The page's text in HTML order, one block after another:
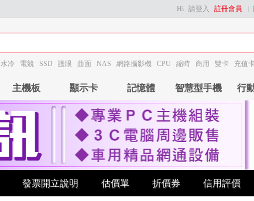
Hi 請登入 註冊會員
水冷 電競 SSD 護眼 曲面 NAS 網路攝影機 CPU 縮時 商用 雙卡 充值
主機板 顯示卡 記憶體 智慧型手機 行
發票開立說明 估價單 折價券 信用評價